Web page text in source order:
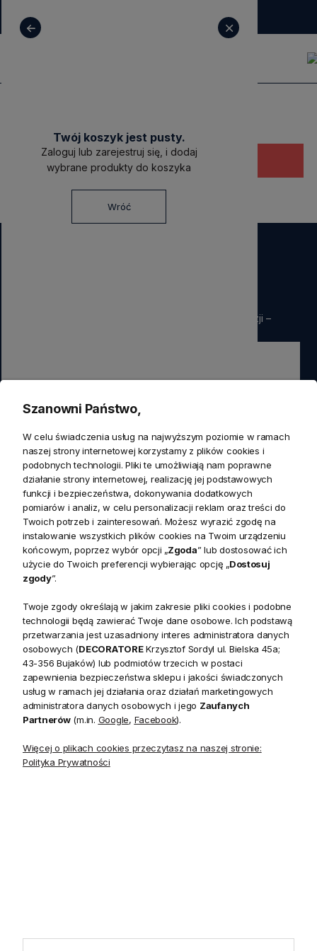
sklep@decoratore.pl
Twój koszyk jest pusty.
Zaloguj lub zarejestruj się, i dodaj
wybrane produkty do koszyka
Wróć
Ten produkt jest niedostępny.
na pierwsze zamówienie. Nie przegap okazji –
Zapisz się
przez nas swoich danych w celach marketingowych.
KONTAKT
Realizacja zamówień
+ 48 721 772 234
Doradztwo produktowe
+ 48 531 771 366
Biuro
+ 48 723 600 621
Reklamacje | Zwroty
sklep@decoratore.pl
Showroom
ul. Bielska 45a,
43-356 Bujaków
W okresie wakacyjnym od
20 czerwca do 31 sierpnia
2026 r. showroom będzie
zamknięty w soboty. W dni
robocze showroom
pozostaje otwarty bez
POLECANE KATEGORIE
Szanowni Państwo,
W celu świadczenia usług na najwyższym poziomie w ramach
naszej strony internetowej korzystamy z plików cookies i
podobnych technologii. Pliki te umożliwiają nam poprawne
działanie strony internetowej, realizację jej podstawowych
funkcji i bezpieczeństwa, dokonywania dodatkowych
pomiarów i analiz, w celu personalizacji reklam oraz treści do
Twoich potrzeb i zainteresowań. Możesz wyrazić zgodę na
instalowanie wszystkich plików cookies na Twoim urządzeniu
końcowym, poprzez wybór opcji „Zgoda” lub dostosować ich
użycie do Twoich preferencji wybierając opcję „Dostosuj
zgody”.
Twoje zgody określają w jakim zakresie pliki cookies i podobne
technologii będą zawierać Twoje dane osobowe. Ich podstawą
przetwarzania jest uzasadniony interes administratora danych
osobowych (DECORATOREKrzysztof Sordyl ul. Bielska 45a;
43-356 Bujaków) lub podmiotów trzecich w postaci
zapewnienia bezpieczeństwa sklepu i jakości świadczonych
usług w ramach jej działania oraz działań marketingowych
administratora danych osobowych i jego Zaufanych
Partnerów(m.in. Google, Facebook).
Więcej o plikach cookies przeczytasz na naszej stronie:
Polityka Prywatności